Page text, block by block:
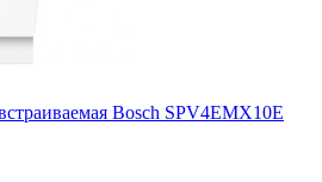
Bosch SPV4EMX10E